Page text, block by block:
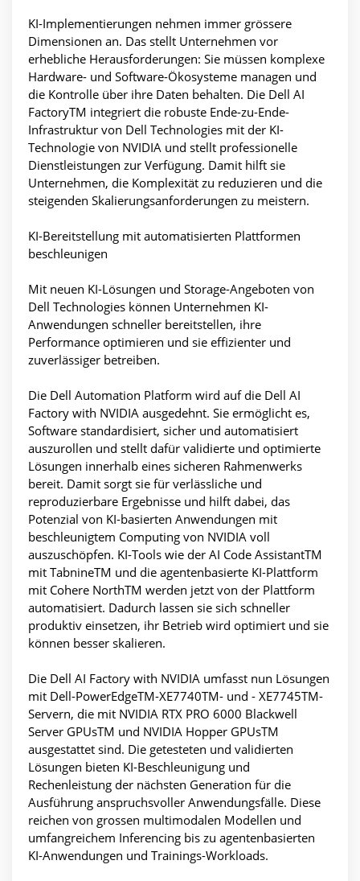
KI-Implementierungen nehmen immer grössere
Dimensionen an. Das stellt Unternehmen vor
erhebliche Herausforderungen: Sie müssen komplexe
Hardware- und Software-Ökosysteme managen und
die Kontrolle über ihre Daten behalten. Die Dell AI
FactoryTM integriert die robuste Ende-zu-Ende-
Infrastruktur von Dell Technologies mit der KI-
Technologie von NVIDIA und stellt professionelle
Dienstleistungen zur Verfügung. Damit hilft sie
Unternehmen, die Komplexität zu reduzieren und die
steigenden Skalierungsanforderungen zu meistern.
KI-Bereitstellung mit automatisierten Plattformen
beschleunigen
Mit neuen KI-Lösungen und Storage-Angeboten von
Dell Technologies können Unternehmen KI-
Anwendungen schneller bereitstellen, ihre
Performance optimieren und sie effizienter und
zuverlässiger betreiben.
Die Dell Automation Platform wird auf die Dell AI
Factory with NVIDIA ausgedehnt. Sie ermöglicht es,
Software standardisiert, sicher und automatisiert
auszurollen und stellt dafür validierte und optimierte
Lösungen innerhalb eines sicheren Rahmenwerks
bereit. Damit sorgt sie für verlässliche und
reproduzierbare Ergebnisse und hilft dabei, das
Potenzial von KI-basierten Anwendungen mit
beschleunigtem Computing von NVIDIA voll
auszuschöpfen. KI-Tools wie der AI Code AssistantTM
mit TabnineTM und die agentenbasierte KI-Plattform
mit Cohere NorthTM werden jetzt von der Plattform
automatisiert. Dadurch lassen sie sich schneller
produktiv einsetzen, ihr Betrieb wird optimiert und sie
können besser skalieren.
Die Dell AI Factory with NVIDIA umfasst nun Lösungen
mit Dell-PowerEdgeTM-XE7740TM- und - XE7745TM-
Servern, die mit NVIDIA RTX PRO 6000 Blackwell
Server GPUsTM und NVIDIA Hopper GPUsTM
ausgestattet sind. Die getesteten und validierten
Lösungen bieten KI-Beschleunigung und
Rechenleistung der nächsten Generation für die
Ausführung anspruchsvoller Anwendungsfälle. Diese
reichen von grossen multimodalen Modellen und
umfangreichem Inferencing bis zu agentenbasierten
KI-Anwendungen und Trainings-Workloads.